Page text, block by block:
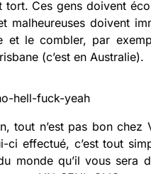
tort. Ces gens doivent
malheureuses doivent
et le combler, par
(c’est en Australie).
tout n’est pas bon
ci effectué, c’est tout
monde qu’il vous sera